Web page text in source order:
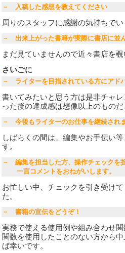
－ 入稿した感想を教えてください
周りのスタッフに感謝の気持ちで
－ 出来上がった書籍が実際に書店に並
まだ見ていませんので近々書店を
さいごに
－ ライターを目指されている方にアド
書いてみたいと思う方は是非チャ
った後の達成感は想像以上のもの
－ 今後もライターのお仕事を継続され
しばらくの間は、編集やお手伝い
す。
－ 編集を担当した方、操作チェックを
一言コメントをおねがいします。
お忙しい中、チェックを引き受け
た。
－ 書籍の宣伝をどうぞ！
実務で使える使用例や組み合わせ
関数を使用したことのない方から
ば幸いです。